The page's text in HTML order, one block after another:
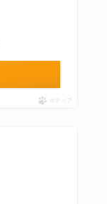
ポチップ